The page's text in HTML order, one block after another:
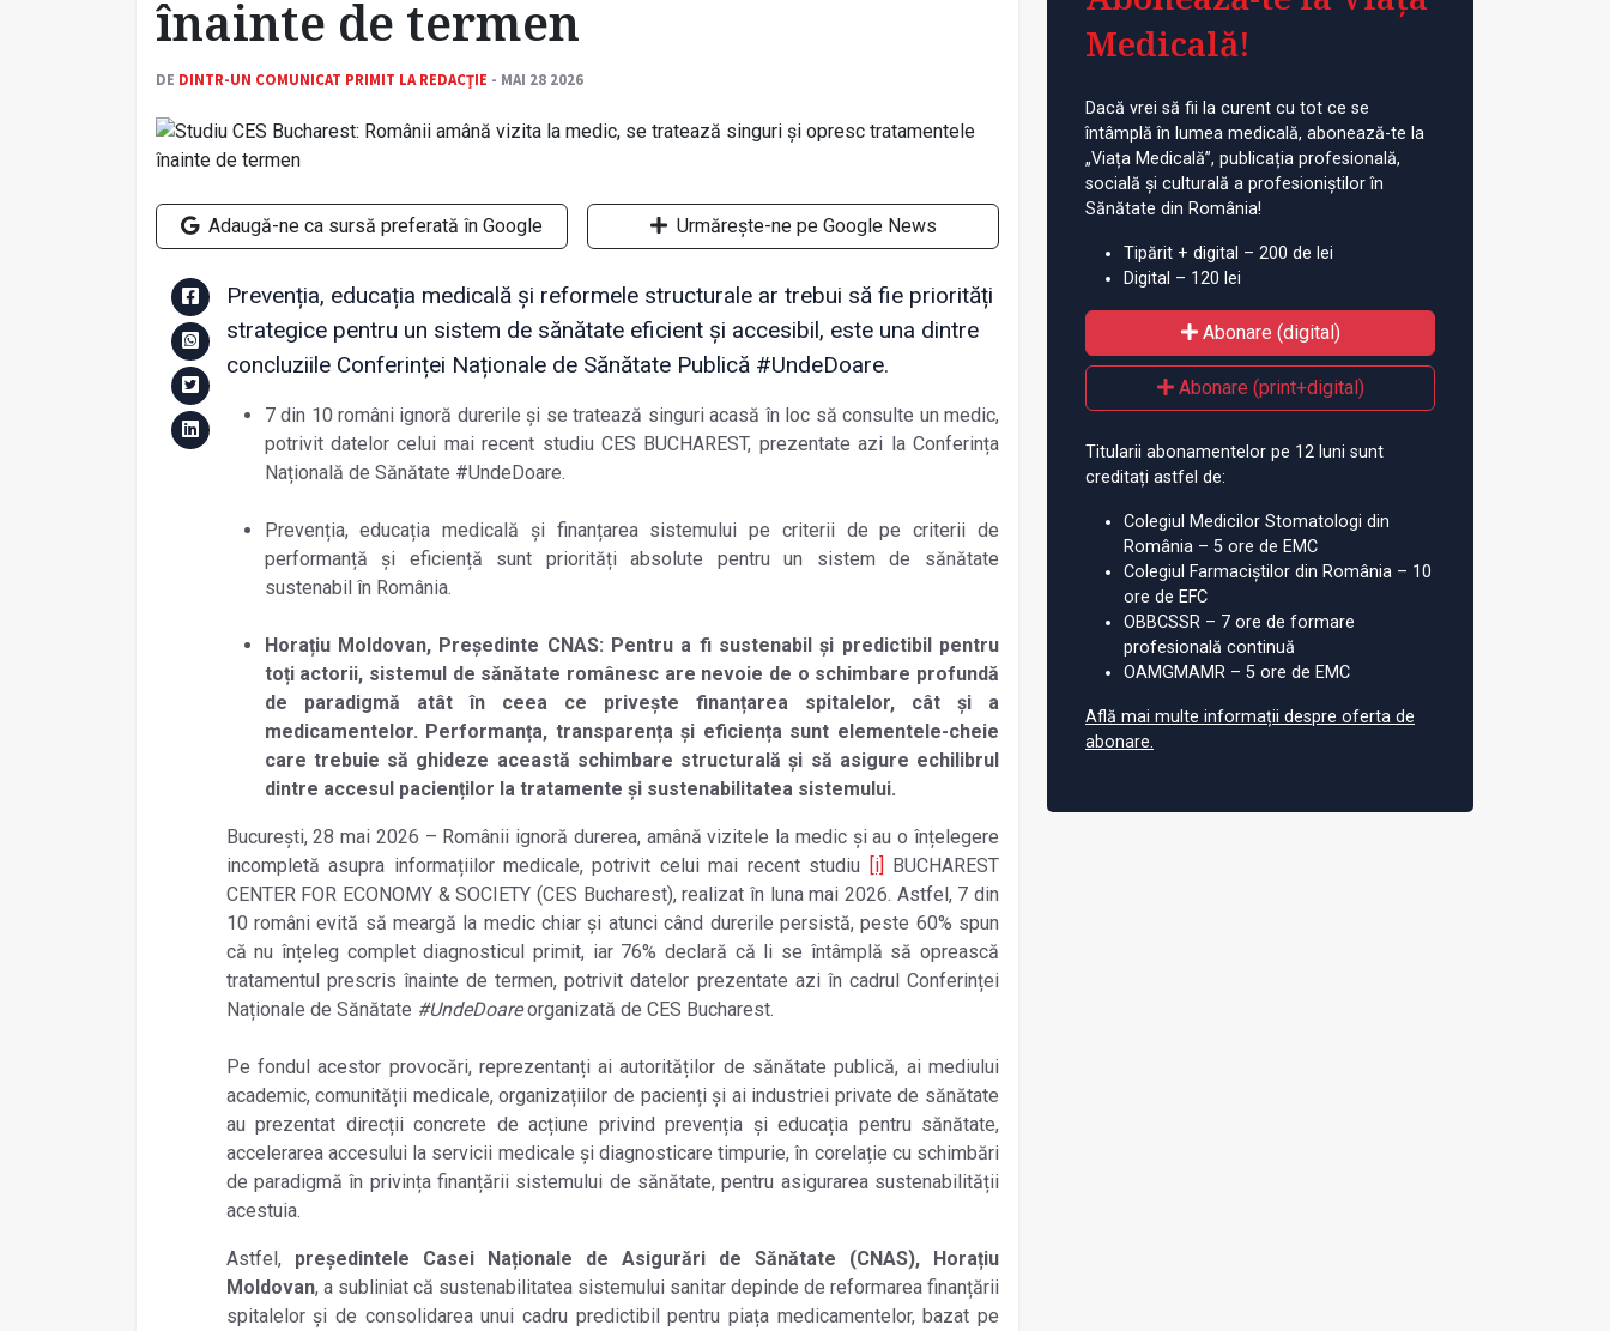
înainte de termen
DE DINTR-UN COMUNICAT PRIMIT LA REDACŢIE - MAI 28 2026
Adaugă-ne ca sursă preferată în Google Urmărește-ne pe Google News
Prevenția, educația medicală și reformele structurale ar trebui să fie priorități
strategice pentru un sistem de sănătate eficient și accesibil, este una dintre
concluziile Conferinței Naționale de Sănătate Publică #UndeDoare.
7 din 10 români ignoră durerile și se tratează singuri acasă în loc să consulte un medic,
potrivit datelor celui mai recent studiu CES BUCHAREST, prezentate azi la Conferința
Națională de Sănătate #UndeDoare.
Prevenția, educația medicală și finanțarea sistemului pe criterii de pe criterii de
performanță și eficiență sunt priorități absolute pentru un sistem de sănătate
sustenabil în România.
Horațiu Moldovan, Președinte CNAS: Pentru a fi sustenabil și predictibil pentru
toți actorii, sistemul de sănătate românesc are nevoie de o schimbare profundă
de paradigmă atât în ceea ce privește finanțarea spitalelor, cât și a
medicamentelor. Performanța, transparența și eficiența sunt elementele-cheie
care trebuie să ghideze această schimbare structurală și să asigure echilibrul
dintre accesul pacienților la tratamente și sustenabilitatea sistemului.
București, 28 mai 2026 – Românii ignoră durerea, amână vizitele la medic și au o înțelegere
incompletă asupra informațiilor medicale, potrivit celui mai recent studiu [i] BUCHAREST
CENTER FOR ECONOMY & SOCIETY (CES Bucharest),realizat în luna mai 2026. Astfel, 7 din
10 români evită să meargă la medic chiar și atunci când durerile persistă, peste 60% spun
că nu înțeleg complet diagnosticul primit, iar 76% declară că li se întâmplă să oprească
tratamentul prescris înainte de termen, potrivit datelor prezentate azi în cadrul Conferinței
Naționale de Sănătate #UndeDoareorganizată de CES Bucharest.
Pe fondul acestor provocări, reprezentanți ai autorităților de sănătate publică, ai mediului
academic, comunității medicale, organizațiilor de pacienți și ai industriei private de sănătate
au prezentat direcții concrete de acțiune privind prevenția și educația pentru sănătate,
accelerarea accesului la servicii medicale și diagnosticare timpurie, în corelație cu schimbări
de paradigmă în privința finanțării sistemului de sănătate, pentru asigurarea sustenabilității
acestuia.
Astfel, președintele Casei Naționale de Asigurări de Sănătate (CNAS), Horațiu
Moldovan, a subliniat că sustenabilitatea sistemului sanitar depinde de reformarea finanțării
spitalelor și de consolidarea unui cadru predictibil pentru piața medicamentelor, bazat pe
Medicală!
Dacă vrei să fii la curent cu tot ce se
întâmplă în lumea medicală, abonează-te la
„Viața Medicală”, publicația profesională,
socială și culturală a profesioniștilor în
Sănătate din România!
Tipărit + digital – 200 de lei
Digital – 120 lei
Abonare (digital)
Abonare (print+digital)
Titularii abonamentelor pe 12 luni sunt
creditați astfel de:
Colegiul Medicilor Stomatologi din
România – 5 ore de EMC
Colegiul Farmaciștilor din România – 10
ore de EFC
OBBCSSR – 7 ore de formare
profesională continuă
OAMGMAMR – 5 ore de EMC
Află mai multe informații despre oferta de
abonare.